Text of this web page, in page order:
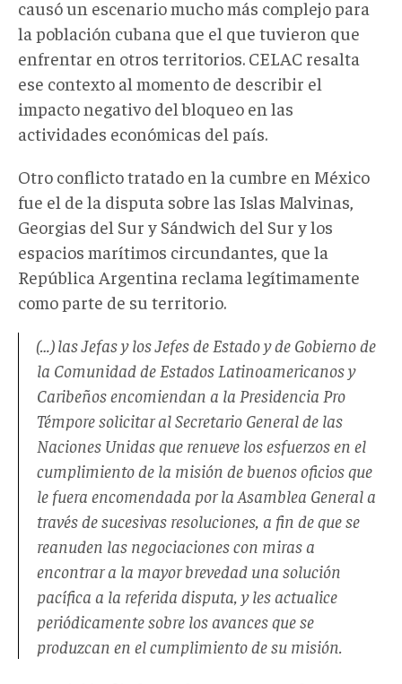
causó un escenario mucho más complejo para
la población cubana que el que tuvieron que
enfrentar en otros territorios. CELAC resalta
ese contexto al momento de describir el
impacto negativo del bloqueo en las
actividades económicas del país.
Otro conflicto tratado en la cumbre en México
fue el de la disputa sobre las Islas Malvinas,
Georgias del Sur y Sándwich del Sur y los
espacios marítimos circundantes, que la
República Argentina reclama legítimamente
como parte de su territorio.
(…) las Jefas y los Jefes de Estado y de Gobierno de
la Comunidad de Estados Latinoamericanos y
Caribeños encomiendan a la Presidencia Pro
Témpore solicitar al Secretario General de las
Naciones Unidas que renueve los esfuerzos en el
cumplimiento de la misión de buenos oficios que
le fuera encomendada por la Asamblea General a
través de sucesivas resoluciones, a fin de que se
reanuden las negociaciones con miras a
encontrar a la mayor brevedad una solución
pacífica a la referida disputa, y les actualice
periódicamente sobre los avances que se
produzcan en el cumplimiento de su misión.